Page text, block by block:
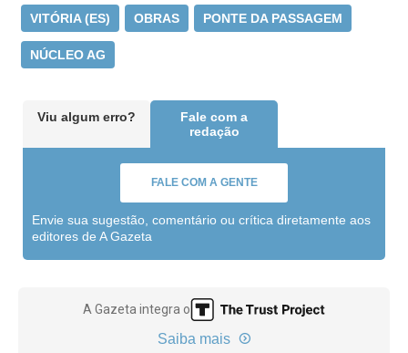
VITÓRIA (ES) OBRAS PONTE DA PASSAGEM
NÚCLEO AG
Viu algum erro?
Fale com a
redação
FALE COM A GENTE
Envie sua sugestão, comentário ou crítica diretamente aos
editores de A Gazeta
A Gazeta integra o
Saiba mais